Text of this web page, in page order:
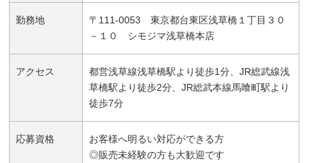
勤務地
〒111-0053 東京都台東区浅草橋１丁目３０
－１０ シモジマ浅草橋本店
アクセス
都営浅草線浅草橋駅より徒歩1分、JR総武線浅
草橋駅より徒歩2分、JR総武本線馬喰町駅より
徒歩7分
応募資格
お客様へ明るい対応ができる方
◎販売未経験の方も大歓迎です